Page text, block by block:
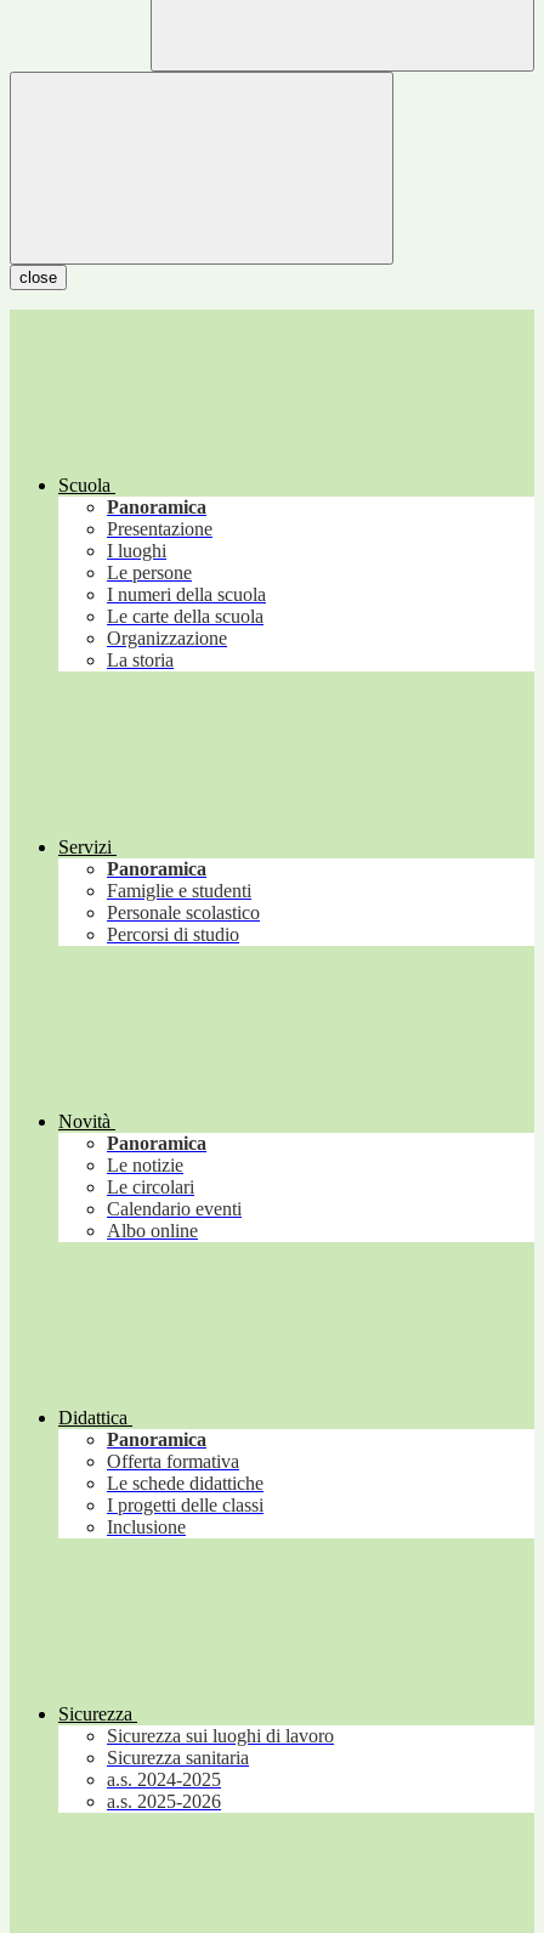
close
Scuola
Panoramica
Presentazione
I luoghi
Le persone
I numeri della scuola
Le carte della scuola
Organizzazione
La storia
Servizi
Panoramica
Famiglie e studenti
Personale scolastico
Percorsi di studio
Novità
Panoramica
Le notizie
Le circolari
Calendario eventi
Albo online
Didattica
Panoramica
Offerta formativa
Le schede didattiche
I progetti delle classi
Inclusione
Sicurezza
Sicurezza sui luoghi di lavoro
Sicurezza sanitaria
a.s. 2024-2025
a.s. 2025-2026